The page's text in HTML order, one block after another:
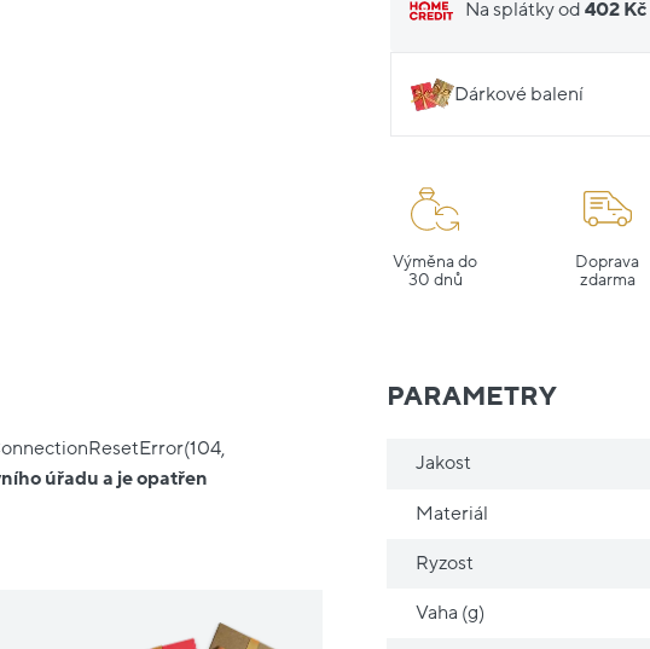
Na splátky od402 Kč
Dárkové balení
Výměna do
30 dnů
Doprava
zdarma
úřadu a je opatřen
PARAMETRY
Jakost
Materiál
Ryzost
Vaha (g)